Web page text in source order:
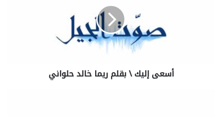
أسعى إليك \ بقلم ريما خالد حلواني